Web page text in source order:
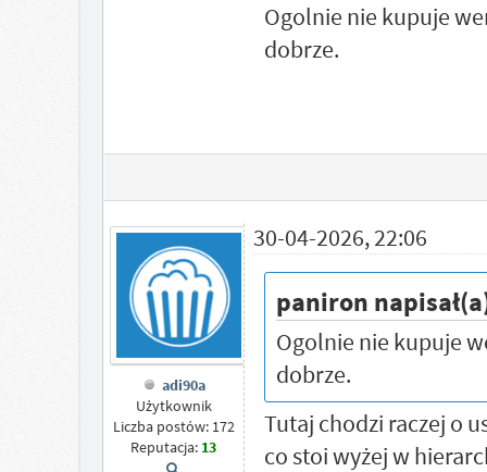
Ogolnie nie kupuje
dobrze.
adi90a
Użytkownik
Liczba postów: 172
Reputacja: 13
30-04-2026, 22:06
paniron
Ogolnie nie kupuje
dobrze.
Tutaj chodzi raczej o
co stoi wyżej w